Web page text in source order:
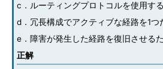
c．ルーティングプロトコルを使用す
d．冗長構成でアクティブな経路を1つ
e．障害が発生した経路を復旧させる
正解